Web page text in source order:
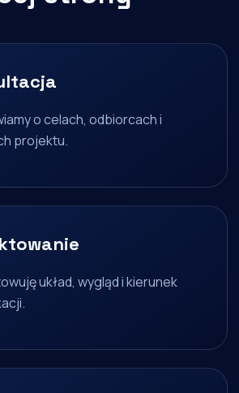
o celach, odbiorcach i
projektu.
układ, wygląd i kierunek